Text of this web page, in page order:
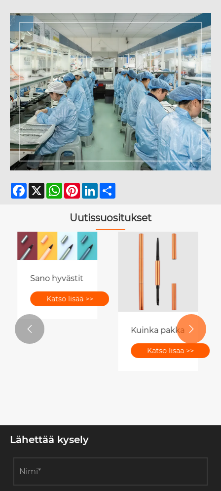
Facebook
X WhatsAppPinterestLinkedIn
Uutissuositukset
Sano hyvästit kasalle meikkityökaluja! Tämän
Katso lisää >>
Kuinka
Katso lisää >>
 
Lähettää kysely